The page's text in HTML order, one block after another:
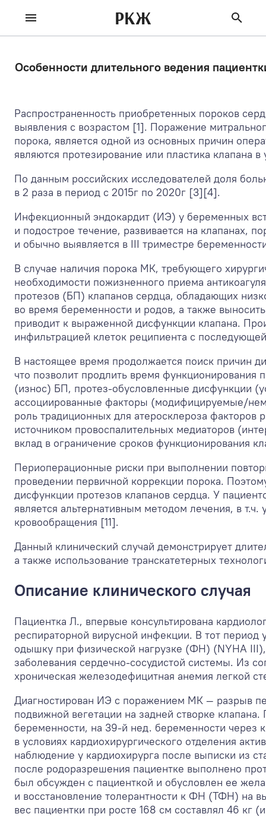
РКЖ
Особенности длительного ведения
Распространенность приобретенных пороков
выявления с возрастом [1]. Поражение
порока, является одной из основных причин
являются протезирование или пластика клапана
По данным российских исследователей доля
в 2 раза в период с 2015г по 2020г [3][4].
Инфекционный эндокардит (ИЭ) у беременных
и подострое течение, развивается на клапанах,
и обычно выявляется в III триместре
В случае наличия порока МК, требующего
необходимости пожизненного приема
протезов (БП) клапанов сердца, обладающих
во время беременности и родов, а также
приводит к выраженной дисфункции клапана.
инфильтрацией клеток реципиента с
В настоящее время продолжается поиск причин
что позволит продлить время
(износ) БП, протез-обусловленные дисфункции
ассоциированные факторы (модифицируемые/
роль традиционных для атеросклероза
источником провоспалительных медиаторов
вклад в ограничение сроков функционирования
Периоперационные риски при выполнении
проведении первичной коррекции порока.
дисфункции протезов клапанов сердца. У
является альтернативным методом лечения, в
кровообращения [11].
Данный клинический случай демонстрирует
а также использование транскатетерных
Описание клинического случая
Пациентка Л., впервые консультирована
респираторной вирусной инфекции. В тот
одышку при физической нагрузке (ФН) (NYHA
заболевания сердечно-сосудистой системы. Из
хроническая железодефицитная анемия легкой
Диагностирован ИЭ с поражением МК — разрыв
подвижной вегетации на задней створке
беременности, на 39-й нед. беременности
в условиях кардиохирургического отделения
наблюдение у кардиохирурга после выписки из
после родоразрешения пациентке выполнено
был обсужден с пациенткой и обусловлен ее
и восстановление толерантности к ФН (ТФН) на
вес пациентки при росте 168 см составлял 46